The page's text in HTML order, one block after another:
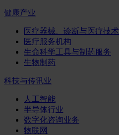
健康产业
医疗器械、诊断与医疗技术
医疗服务机构
生命科学工具与制药服务
生物制药
科技与传讯业
人工智能
半导体行业
数字化咨询业务
物联网